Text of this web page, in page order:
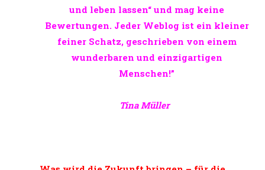
und leben lassen“ und mag keine
Bewertungen. Jeder Weblog ist ein kleiner
feiner Schatz, geschrieben von einem
wunderbaren und einzigartigen
Menschen!”
Tina Müller